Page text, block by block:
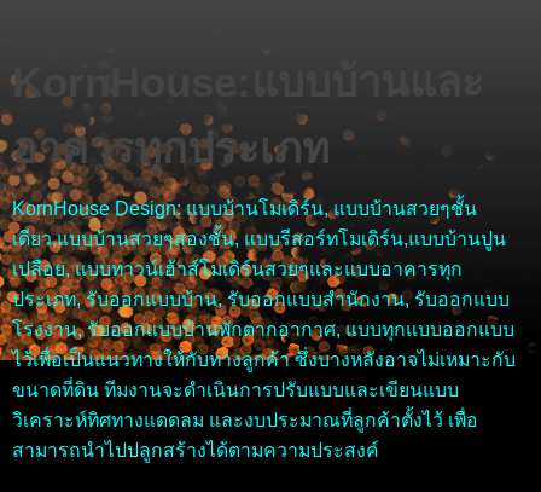
KornHouse:แบบบ้านและ
อาคารทุกประเภท
KornHouse Design: แบบบ้านโมเดิร์น, แบบบ้านสวยๆชั้น
เดียว,แบบบ้านสวยๆสองชั้น, แบบรีสอร์ทโมเดิร์น,แบบบ้านปูน
เปลือย, แบบทาวน์เฮ้าส์โมเดิร์นสวยๆและแบบอาคารทุก
ประเภท, รับออกแบบบ้าน, รับออกแบบสำนักงาน, รับออกแบบ
โรงงาน, รับออกแบบบ้านพักตากอากาศ, แบบทุกแบบออกแบบ
ไว้เพื่อเป็นแนวทางให้กับทางลูกค้า ซึ่งบางหลังอาจไม่เหมาะกับ
ขนาดที่ดิน ทีมงานจะดำเนินการปรับแบบและเขียนแบบ
วิเคราะห์ทิศทางแดดลม และงบประมาณที่ลูกค้าตั้งไว้ เพื่อ
สามารถนำไปปลูกสร้างได้ตามความประสงค์